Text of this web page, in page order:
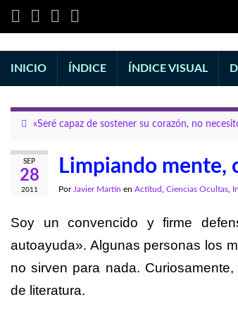
INICIO ÍNDICE ÍNDICE VISUAL
«Seré capaz de sostener su corazón, no
SEP
28
2011
Limpiando mente,
Por Javier Martín en Actitud Ciencias Ocultas
Soy un convencido y firme
autoayuda». Algunas personas los
no sirven para nada.
de literatura.